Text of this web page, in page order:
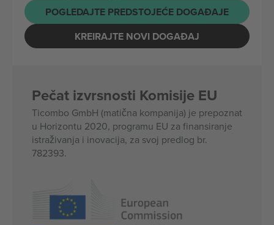
POGLEDAJTE PREDSTOJEĆE DOGAĐAJE
KREIRAJTE NOVI DOGAĐAJ
Pečat izvrsnosti Komisije EU
Ticombo GmbH (matična kompanija) je prepoznat
u Horizontu 2020, programu EU za finansiranje
istraživanja i inovacija, za svoj predlog br.
782393.